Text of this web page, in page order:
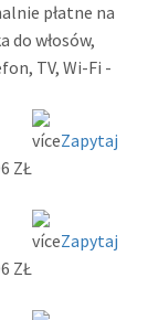
płatne na
do włosów,
TV, Wi-Fi -
ZŁ
Zapytaj
ZŁ
Zapytaj